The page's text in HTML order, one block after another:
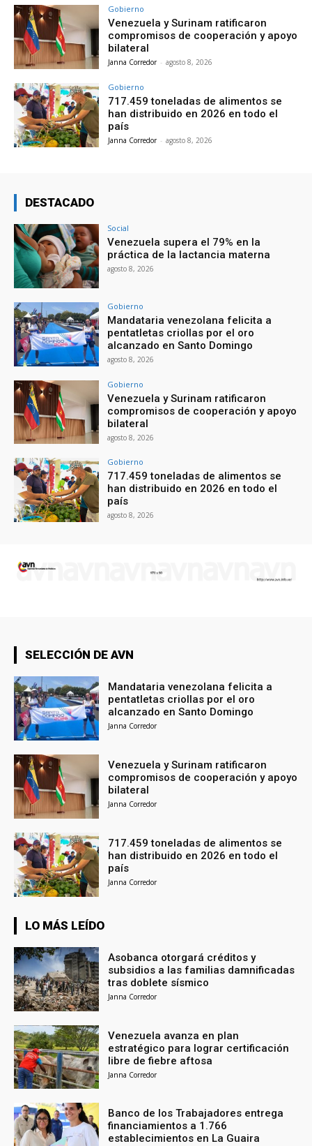
Gobierno
Venezuela y Surinam ratificaron
compromisos de cooperación y apoyo
bilateral
Janna Corredor - agosto 8, 2026
Gobierno
717.459 toneladas de alimentos se
han distribuido en 2026 en todo el
país
Janna Corredor - agosto 8, 2026
DESTACADO
Social
Venezuela supera el 79% en la
práctica de la lactancia materna
agosto 8, 2026
Gobierno
Mandataria venezolana felicita a
pentatletas criollas por el oro
alcanzado en Santo Domingo
agosto 8, 2026
Gobierno
Venezuela y Surinam ratificaron
compromisos de cooperación y apoyo
bilateral
agosto 8, 2026
Gobierno
717.459 toneladas de alimentos se
han distribuido en 2026 en todo el
país
agosto 8, 2026
SELECCIÓN DE AVN
Mandataria venezolana felicita a
pentatletas criollas por el oro
alcanzado en Santo Domingo
Janna Corredor
Venezuela y Surinam ratificaron
compromisos de cooperación y apoyo
bilateral
Janna Corredor
717.459 toneladas de alimentos se
han distribuido en 2026 en todo el
país
Janna Corredor
LO MÁS LEÍDO
Asobanca otorgará créditos y
subsidios a las familias damnificadas
tras doblete sísmico
Janna Corredor
Venezuela avanza en plan
estratégico para lograr certificación
libre de fiebre aftosa
Janna Corredor
Banco de los Trabajadores entrega
financiamientos a 1.766
establecimientos en La Guaira